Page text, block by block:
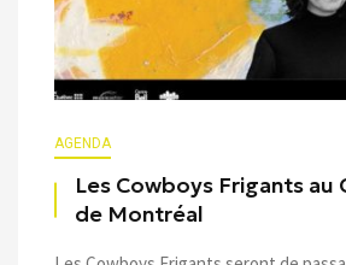
AGENDA
Les Cowboys Frigants au
de Montréal